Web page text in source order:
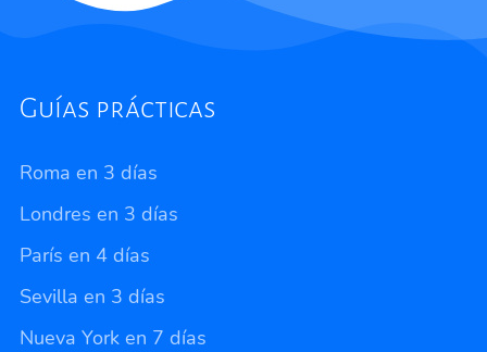
Guías prácticas
Roma en 3 días
Londres en 3 días
París en 4 días
Sevilla en 3 días
Nueva York en 7 días